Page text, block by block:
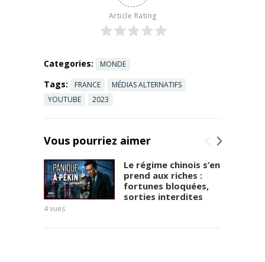
certaines
idées
Article Rating
Categories: MONDE
Tags: FRANCE
MÉDIAS ALTERNATIFS
YOUTUBE
2023
Vous pourriez aimer
Le régime chinois s’en
prend aux riches :
fortunes bloquées,
sorties interdites
4vues